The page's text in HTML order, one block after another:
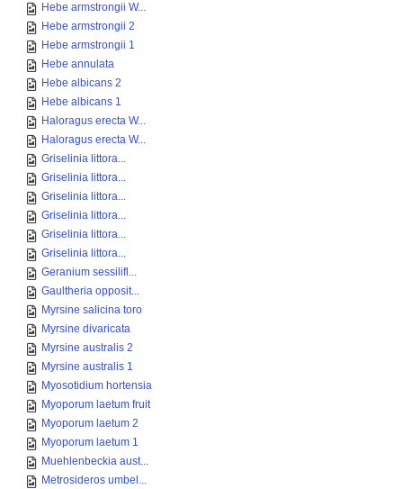
Hebe armstrongii W...
Hebe armstrongii 2
Hebe armstrongii 1
Hebe annulata
Hebe albicans 2
Hebe albicans 1
Haloragus erecta W...
Haloragus erecta W...
Griselinia littora...
Griselinia littora...
Griselinia littora...
Griselinia littora...
Griselinia littora...
Griselinia littora...
Geranium sessilifl...
Gaultheria opposit...
Myrsine salicina toro
Myrsine divaricata
Myrsine australis 2
Myrsine australis 1
Myosotidium hortensia
Myoporum laetum fruit
Myoporum laetum 2
Myoporum laetum 1
Muehlenbeckia aust...
Metrosideros umbel...